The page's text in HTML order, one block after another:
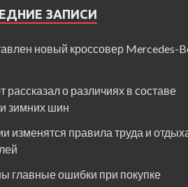
ЗАПИСИ
новый кроссовер Mercedes-
рассказал о различиях в составе
зимних шин
изменятся правила труда и
главные ошибки при покупке